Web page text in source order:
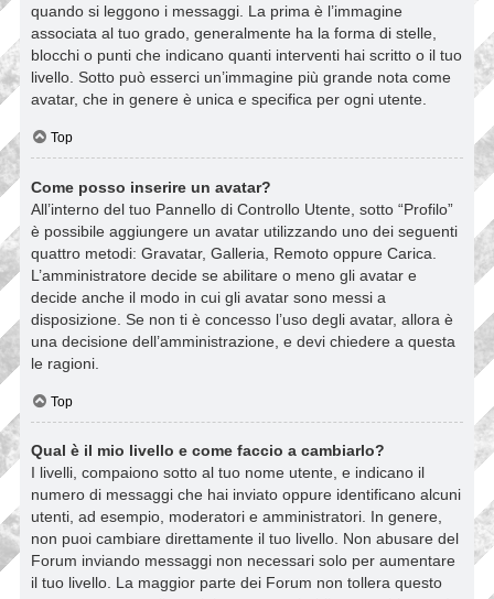
quando si leggono i messaggi. La prima è l’immagine
associata al tuo grado, generalmente ha la forma di stelle,
blocchi o punti che indicano quanti interventi hai scritto o il tuo
livello. Sotto può esserci un’immagine più grande nota come
avatar, che in genere è unica e specifica per ogni utente.
Top
Come posso inserire un avatar?
All’interno del tuo Pannello di Controllo Utente, sotto “Profilo”
è possibile aggiungere un avatar utilizzando uno dei seguenti
quattro metodi: Gravatar, Galleria, Remoto oppure Carica.
L’amministratore decide se abilitare o meno gli avatar e
decide anche il modo in cui gli avatar sono messi a
disposizione. Se non ti è concesso l’uso degli avatar, allora è
una decisione dell’amministrazione, e devi chiedere a questa
le ragioni.
Top
Qual è il mio livello e come faccio a cambiarlo?
I livelli, compaiono sotto al tuo nome utente, e indicano il
numero di messaggi che hai inviato oppure identificano alcuni
utenti, ad esempio, moderatori e amministratori. In genere,
non puoi cambiare direttamente il tuo livello. Non abusare del
Forum inviando messaggi non necessari solo per aumentare
il tuo livello. La maggior parte dei Forum non tollera questo